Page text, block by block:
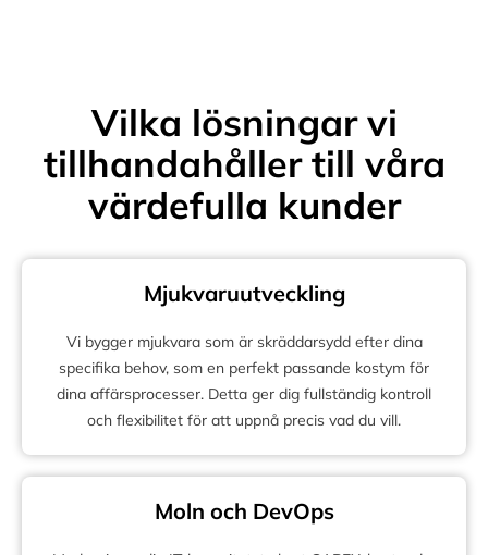
Vilka lösningar vi
tillhandahåller till våra
värdefulla kunder
Mjukvaruutveckling
Vi bygger mjukvara som är skräddarsydd efter dina
specifika behov, som en perfekt passande kostym för
dina affärsprocesser. Detta ger dig fullständig kontroll
och flexibilitet för att uppnå precis vad du vill.
Moln och DevOps